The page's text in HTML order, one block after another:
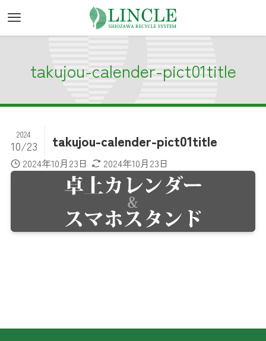
takujou-calender-pict01title
takujou-calender-pict01title
2024
10/23
2024年10月23日 2024年10月23日